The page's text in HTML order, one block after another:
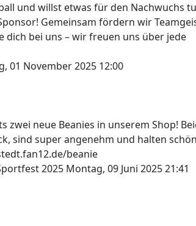
und willst etwas für den Nachwuchs
Gemeinsam fördern wir
bei uns – wir freuen uns über jede
01 November 2025 12:00
zwei neue Beanies in unserem Shop!
sind super angenehm und halten
beanie
2025 Montag, 09 Juni 2025 21:41